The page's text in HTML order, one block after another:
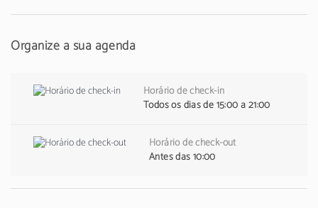
Organize a sua agenda
Horário de check-in
Todos os dias de 15:00 a 21:00
Horário de check-out
Antes das 10:00